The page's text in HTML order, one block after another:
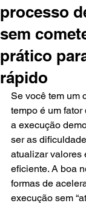
processo
sem
prático
rápido
Se você tem um
tempo é um
a execução
ser as
atualizar valores
eficiente. A boa
formas de
execução sem